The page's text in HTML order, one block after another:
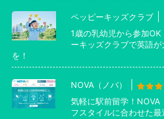
ペッピーキッズクラブ
1歳の乳幼児から参加
ーキッズクラブで英語
を！
NOVA（ノバ）
気軽に駅前留学！NOVA
フスタイルに合わせた